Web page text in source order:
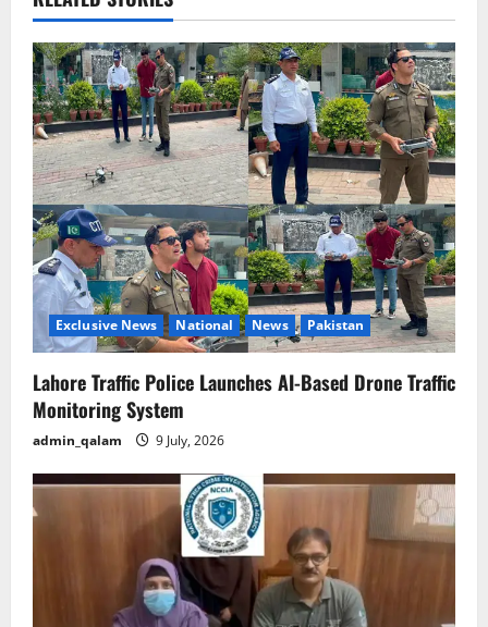
i
g
a
t
i
o
n Exclusive News National News Pakistan
Lahore Traffic Police Launches AI-Based Drone Traffic
Monitoring System
admin_qalam 9 July, 2026